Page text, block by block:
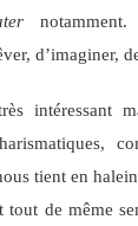
d’imaginer,
tient en
tout de même